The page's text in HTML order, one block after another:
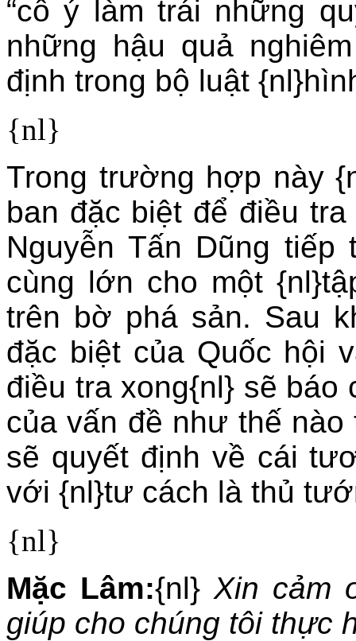
“cố ý làm trái những
những hậu quả
định trong bộ luật
{nl}
Trong trường hợp này
ban đặc biệt để điều
Nguyễn Tấn Dũng
cùng lớn cho một
trên bờ phá sản. Sau
đặc biệt của Quốc hội
điều tra xong{nl} sẽ
của vấn đề như thế
sẽ quyết định về cái
với {nl}tư cách là thủ
{nl}
Mặc Lâm:{nl} Xin cảm
giúp cho chúng tôi thực